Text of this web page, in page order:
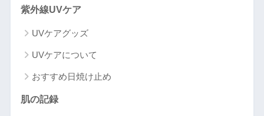
紫外線UVケア
UVケアグッズ
UVケアについて
おすすめ日焼け止め
肌の記録